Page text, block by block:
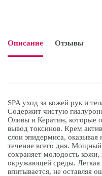
Описание Отзывы
SPA уход за кожей рук и
Содержит чистую
Оливы и Кератин, которые
вывод токсинов. Крем
слои эпидермиса, оказывая
течение всего дня. Мощный
сохраняет молодость
окружающей среды. Легкая
впитывается, не оставляя